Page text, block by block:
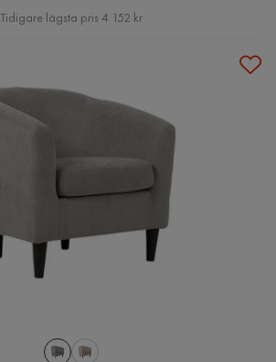
Pris
Tidigare lägsta pris 4 152 kr